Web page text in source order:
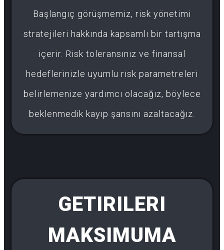
Başlangıç görüşmemiz, risk yönetimi
stratejileri hakkında kapsamlı bir tartışma
içerir. Risk toleransınız ve finansal
hedeflerinizle uyumlu risk parametreleri
belirlemenize yardımcı olacağız, böylece
beklenmedik kayıp şansını azaltacağız.
GETIRILERI
MAKSIMUMA